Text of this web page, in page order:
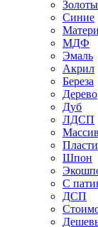
Синие
МДФ
Эмаль
Акрил
Береза
Дерево
Дуб
ЛДСП
Массив
Шпон
С
ДСП